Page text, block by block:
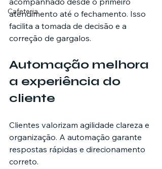
Cafeteria
atendimento até o fechamento. Isso
facilita a tomada de decisão e a
correção de gargalos.
Automação melhora
a experiência do
cliente
Clientes valorizam agilidade clareza e
organização. A automação garante
respostas rápidas e direcionamento
correto.